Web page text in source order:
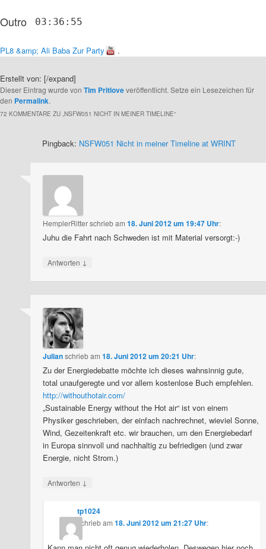
Outro 03:36:55
PL8 &amp; Ali Baba Zur Party .
Erstellt von: [/expand]
Dieser Eintrag wurde von Tim Pritloveveröffentlicht. Setze ein Lesezeichen für
den Permalink.
72 KOMMENTARE ZU „ NSFW051 NICHT IN MEINER TIMELINE“
Pingback: NSFW051 Nicht in meiner Timeline at WRINT
HemplerRitterschriebam18. Juni 2012 um 19:47 Uhr:
Juhu die Fahrt nach Schweden ist mit Material versorgt:-)
Antworten ↓
Julianschriebam18. Juni 2012 um 20:21 Uhr:
Zu der Energiedebatte möchte ich dieses wahnsinnig gute,
total unaufgeregte und vor allem kostenlose Buch empfehlen.
http://withouthotair.com/
„Sustainable Energy without the Hot air“ ist von einem
Physiker geschrieben, der einfach nachrechnet, wieviel Sonne,
Wind, Gezeitenkraft etc. wir brauchen, um den Energiebedarf
in Europa sinnvoll und nachhaltig zu befriedigen (und zwar
Energie, nicht Strom.)
Antworten ↓
tp1024
schriebam 18. Juni 2012 um 21:27 Uhr: